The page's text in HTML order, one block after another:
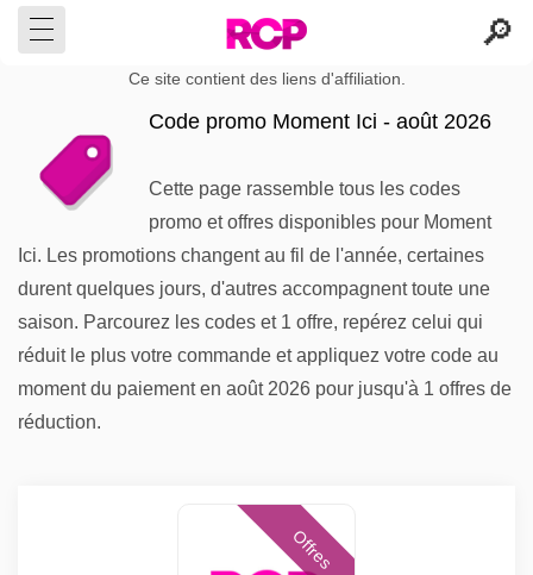
Ce site contient des liens d'affiliation.
Code promo Moment Ici - août 2026
Cette page rassemble tous les codes
promo et offres disponibles pour Moment
Ici. Les promotions changent au fil de l'année, certaines
durent quelques jours, d'autres accompagnent toute une
saison. Parcourez les codes et 1 offre, repérez celui qui
réduit le plus votre commande et appliquez votre code au
moment du paiement en août 2026 pour jusqu'à 1 offres de
réduction.
Offres